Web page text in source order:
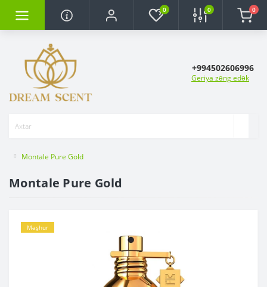
0 0 0
+994502606996
Geriya zəng edək
Montale Pure Gold
Montale Pure Gold
Məşhur